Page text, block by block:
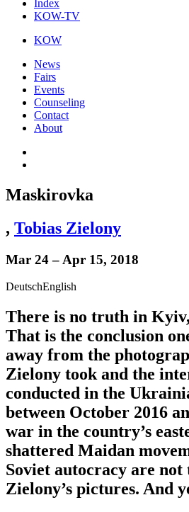
Index
KOW-TV
KOW
News
Fairs
Events
Counseling
Contact
About
Maskirovka
, Tobias Zielony
Mar 24 – Apr 15, 2018
DeutschEnglish
There is no truth in
That is the conclusion
away from the
Zielony took and the
conducted in the
between October 2016
war in the country’s
shattered Maidan
Soviet autocracy are not
Zielony’s pictures. And